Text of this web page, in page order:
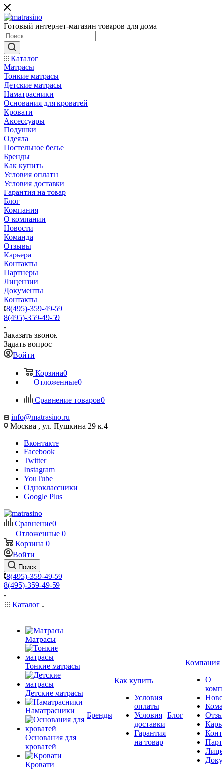
Готовый интернет-магазин товаров для дома
Каталог
Матрасы
Тонкие матрасы
Детские матрасы
Наматрасники
Основания для кроватей
Кровати
Аксессуары
Подушки
Одеяла
Постельное белье
Бренды
Как купить
Условия оплаты
Условия доставки
Гарантия на товар
Блог
Компания
О компании
Новости
Команда
Отзывы
Карьера
Контакты
Партнеры
Лицензии
Документы
Контакты
8(495)-359-49-59
8(495)-359-49-59
Заказать звонок
Задать вопрос
Войти
Корзина0
Отложенные0
Сравнение товаров0
info@matrasino.ru
Москва , ул. Пушкина 29 к.4
Вконтакте
Facebook
Twitter
Instagram
YouTube
Одноклассники
Google Plus
Сравнение0
Отложенные 0
Корзина 0
Войти
Поиск
8(495)-359-49-59
8(495)-359-49-59
Каталог
Матрасы
Тонкие матрасы
Детские матрасы
Наматрасники
Основания для
кроватей
Кровати
Бренды
Как купить
Условия
оплаты
Условия
доставки
Гарантия
на товар
Блог
Компания
О